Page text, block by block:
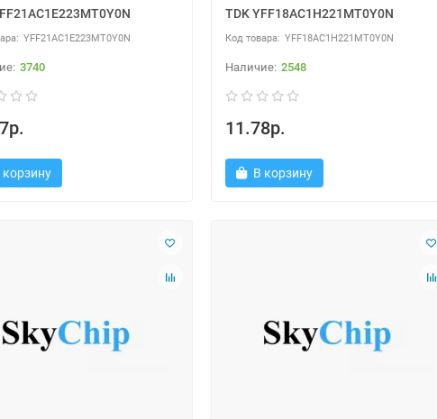
YFF21AC1E223MT0Y0N
3740
корзину
TDK YFF18AC1H221MT0Y0N
YFF18AC1H221MT0Y0N
2548
11.78р.
В корзину